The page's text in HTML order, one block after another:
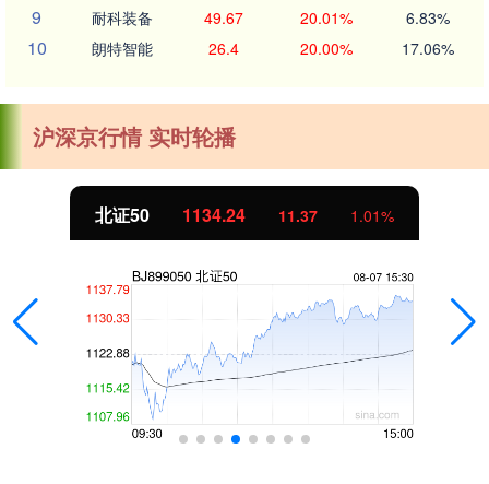
9 耐科装备 49.67 20.01% 6.83%
10 朗特智能 26.4 20.00% 17.06%
沪深京行情 实时轮播
北证50 1134.24 11.37 1.01%